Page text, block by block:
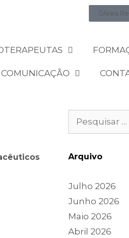
Área
COMUNICAÇÃO
Arquivo
Julho 2026
Junho 2026
Maio 2026
Abril 2026